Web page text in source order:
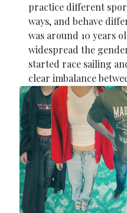
practice different
ways, and behave
was around 10 years
widespread the
started race sailing
clear imbalance